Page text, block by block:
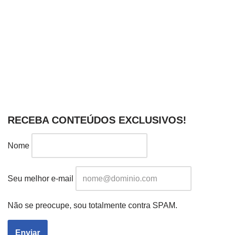
RECEBA CONTEÚDOS EXCLUSIVOS!
Nome
Seu melhor e-mail
Não se preocupe, sou totalmente contra SPAM.